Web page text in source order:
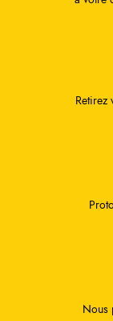
Retirez
Nous